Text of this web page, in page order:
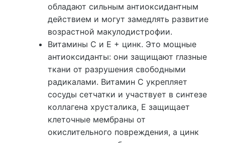
обладают сильным антиоксидантным
действием и могут замедлять развитие
возрастной макулодистрофии.
Витамины C и E + цинк. Это мощные
антиоксиданты: они защищают глазные
ткани от разрушения свободными
радикалами. Витамин C укрепляет
сосуды сетчатки и участвует в синтезе
коллагена хрусталика, E защищает
клеточные мембраны от
окислительного повреждения, а цинк